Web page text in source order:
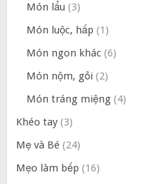
Món lẩu (3)
Món luộc, hấp (1)
Món ngon khác(6)
Món nộm, gỏi(2)
Món tráng miệng(4)
Khéo tay(3)
Mẹ và Bé(24)
Mẹo làm bếp (16)